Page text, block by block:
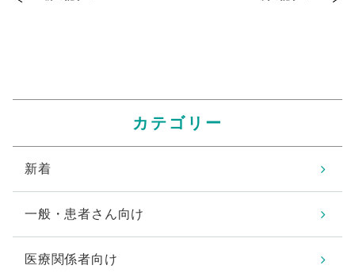
カテゴリー
新着
一般・患者さん向け
医療関係者向け